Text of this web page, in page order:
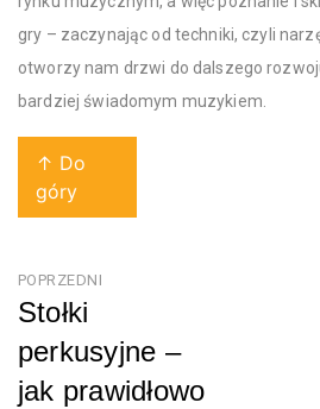
gry – zaczynając od techniki, czyli
otworzy nam drzwi do dalszego
bardziej świadomym muzykiem.
↑ Do
góry
Nawigacja
wpisu
POPRZEDNI
Stołki
perkusyjne –
jak prawidłowo